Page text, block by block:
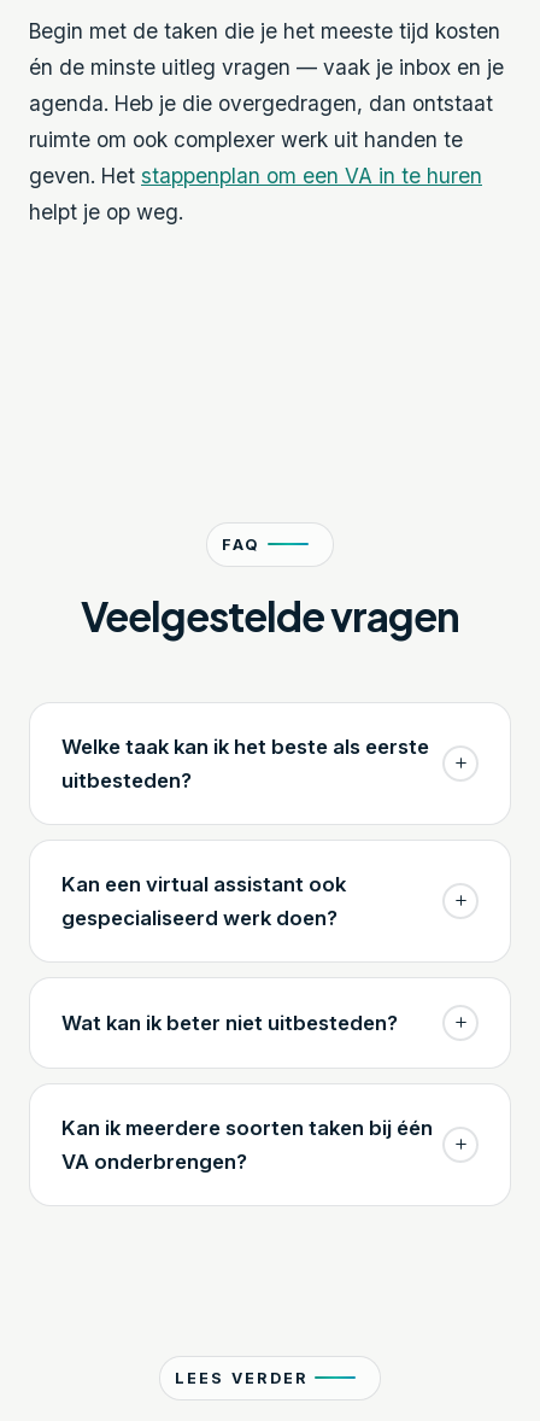
Begin met de taken die je het meeste tijd kosten
én de minste uitleg vragen — vaak je inbox en je
agenda. Heb je die overgedragen, dan ontstaat
ruimte om ook complexer werk uit handen te
geven. Het stappenplan om een VA in te huren
helpt je op weg.
FAQ
Veelgestelde vragen
Welke taak kan ik het beste als eerste
uitbesteden?
Kan een virtual assistant ook
gespecialiseerd werk doen?
Wat kan ik beter niet uitbesteden?
Kan ik meerdere soorten taken bij één
VA onderbrengen?
LEES VERDER